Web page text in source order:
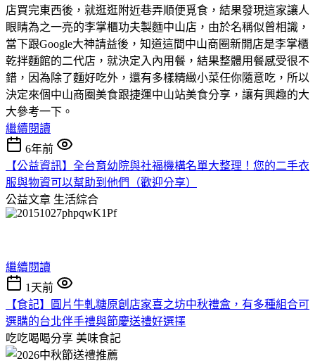
店買完東西後，就逛逛附近巷弄順便覓食，結果發現這家讓人
眼睛為之一亮的李掌櫃功夫製麵中山店，由於名稱似曾相識，
當下跟Google大神請益後，知道這間中山商圈新開店是李掌櫃
乾拌麵館的二代店，就決定入內用餐，結果整體用餐感受很不
錯，因為除了麵好吃外，還有多樣精緻小菜任你隨意吃，所以
決定來個中山商圈美食跟捷運中山站美食分享，讓有興趣的大
大參考一下。
繼續閱讀
6年前
【公益資訊】全台育幼院與社福機構名單大整理！您的二手衣
服與物資可以幫助到他們（歡迎分享）
公益文章 生活綜合
繼續閱讀
1天前
【食記】圓片牛軋糖原創店家喜之坊中秋禮盒，有多種組合可
選購的台北伴手禮與節慶送禮好選擇
吃吃喝喝分享 美味食記